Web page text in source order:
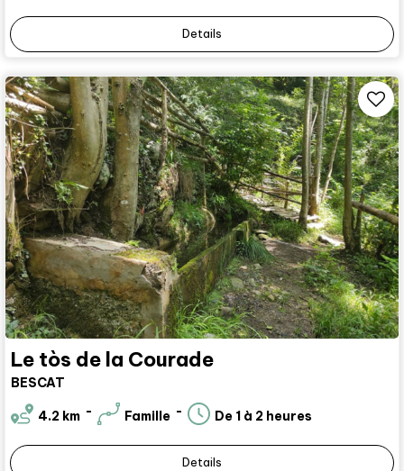
Details
Le tòs de la Courade
BESCAT
4.2 km Famille De 1 à 2 heures
Details